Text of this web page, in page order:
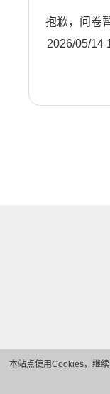
本站点使用Cookies，继
抱歉，问卷
2026/05/14